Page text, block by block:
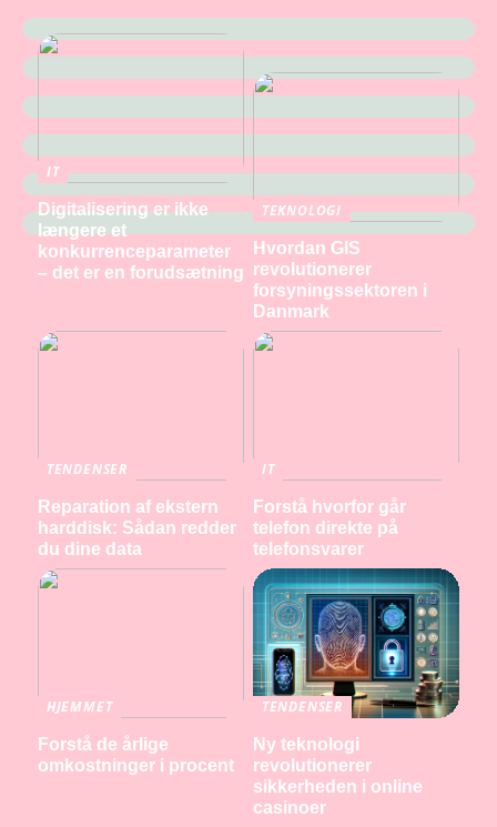
IT
Digitalisering er ikke
længere et
konkurrenceparameter
– det er en forudsætning
TEKNOLOGI
Hvordan GIS
revolutionerer
forsyningssektoren i
Danmark
TENDENSER
Reparation af ekstern
harddisk: Sådan redder
du dine data
IT
Forstå hvorfor går
telefon direkte på
telefonsvarer
HJEMMET
Forstå de årlige
omkostninger i procent
TENDENSER
Ny teknologi
revolutionerer
sikkerheden i online
casinoer